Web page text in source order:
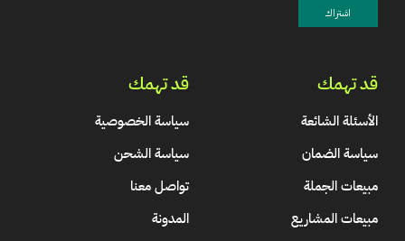
قد تهمك
الأسئلة الشائعة
سياسة الضمان
مبيعات الجملة
مبيعات المشاريع
قد تهمك
سياسة الخصوصية
سياسة الشحن
تواصل معنا
المدونة